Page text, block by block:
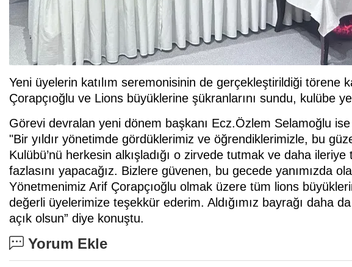
Yeni üyelerin katılım seremonisinin de gerçekleştirildiği törene
Çorapçıoğlu ve Lions büyüklerine şükranlarını sundu, kulübe
Görevi devralan yeni dönem başkanı Ecz.Özlem Selamoğlu
"Bir yıldır yönetimde gördüklerimiz ve öğrendiklerimizle, bu
Kulübü’nü herkesin alkışladığı o zirvede tutmak ve daha
fazlasını yapacağız. Bizlere güvenen, bu gecede yanımızda
Yönetmenimiz Arif Çorapçıoğlu olmak üzere tüm lions
değerli üyelerimize teşekkür ederim. Aldığımız bayrağı daha
açık olsun” diye konuştu.
Yorum Ekle